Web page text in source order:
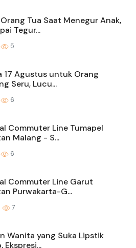
Tua Saat Menegur Anak,
Tegur...
5
17 Agustus untuk Orang
Seru, Lucu...
6
Commuter Line Tumapel
Malang - S...
6
Commuter Line Garut
Purwakarta-G...
7
Wanita yang Suka Lipstik
Ekspresi...